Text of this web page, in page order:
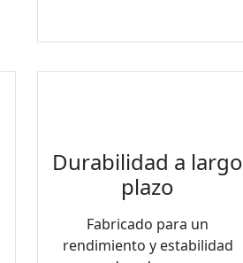
Durabilidad a largo
plazo
Fabricado para un
rendimiento y estabilidad